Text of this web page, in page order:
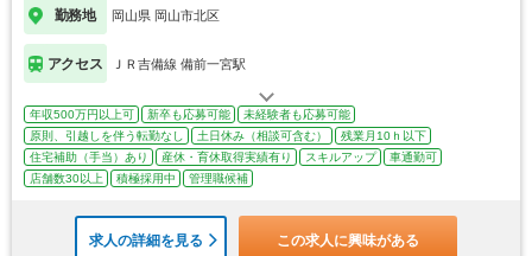
勤務地 岡山県 岡山市北区
アクセス ＪＲ吉備線 備前一宮駅
年収500万円以上可 新卒も応募可能
未経験者も応募可能
原則、引越しを伴う転勤なし
土日休み（相談可含む）
残業月10ｈ以下
住宅補助（手当）あり
産休・育休取得実績有り スキルアップ
車通勤可
店舗数30以上
積極採用中 管理職候補
求人の詳細を見る この求人に興味がある